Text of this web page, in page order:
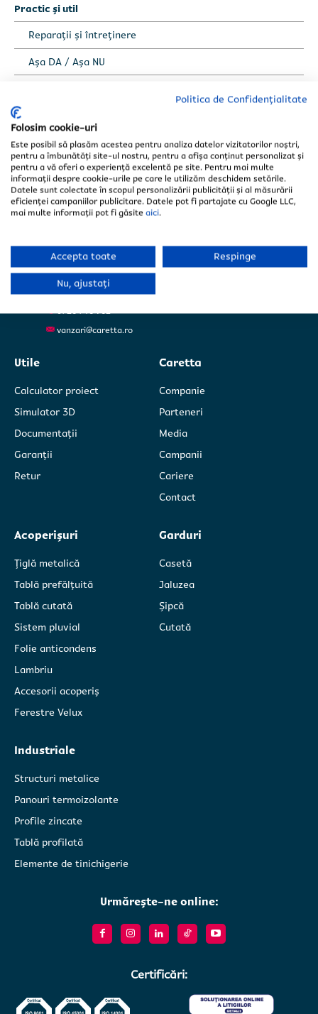
Politica de Confidențialitate
Folosim cookie-uri
Este posibil să plasăm acestea pentru analiza datelor vizitatorilor noștri,
pentru a îmbunătăți site-ul nostru, pentru a afișa conținut personalizat și
pentru a vă oferi o experiență excelentă pe site. Pentru mai multe
informații despre cookie-urile pe care le utilizăm deschidem setările.
Datele sunt colectate în scopul personalizării publicității și al măsurării
eficienței campaniilor publicitare. Datele pot fi partajate cu Google LLC,
mai multe informații pot fi găsite aici.
Accepta toate Respinge
Nu, ajustați
Selectează județul *
Încarcă poze/schițe/măsurători.
Am citit și sunt de acord cupolitica de
confidențialitate Caretta SRL.
Selectează județul *
Încarcă poze/schițe/măsurători.
Am citit și sunt de acord cupolitica de
confidențialitate Caretta SRL.
Practic și util
Reparații și întreținere
Așa DA / Așa NU
Fabrica Iași- Sediul central
Tomești
Șos. Iași-Tomești, Nr. 69F
Județ Iași
0735 000 555
Fabrica Ploiești
Filipeștii de Pădure
Str. Principală 19A
0726 716 962
vanzari@caretta.ro
Utile
Calculator proiect
Simulator 3D
Documentații
Garanții
Retur
Caretta
Companie
Parteneri
Media
Campanii
Cariere
Contact
Acoperișuri
Țiglă metalică
Tablă prefălțuită
Tablă cutată
Sistem pluvial
Folie anticondens
Lambriu
Accesorii acoperiș
Ferestre Velux
Garduri
Casetă
Jaluzea
Șipcă
Cutată
Industriale
Structuri metalice
Panouri termoizolante
Profile zincate
Tablă profilată
Elemente de tinichigerie
Urmărește-ne online:
Certificări: